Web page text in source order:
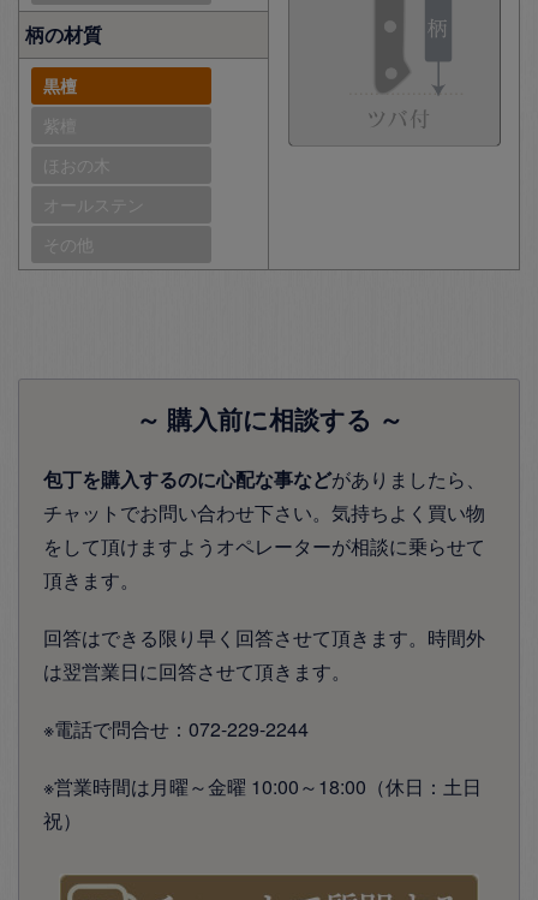
柄の材質
黒檀
紫檀
ほおの木
オールステン
その他
～ 購入前に相談する ～
包丁を購入するのに心配な事などがありましたら、
チャットでお問い合わせ下さい。気持ちよく買い物
をして頂けますようオペレーターが相談に乗らせて
頂きます。
回答はできる限り早く回答させて頂きます。時間外
は翌営業日に回答させて頂きます。
※電話で問合せ：072-229-2244
※営業時間は月曜～金曜 10:00～18:00（休日：土日
祝）